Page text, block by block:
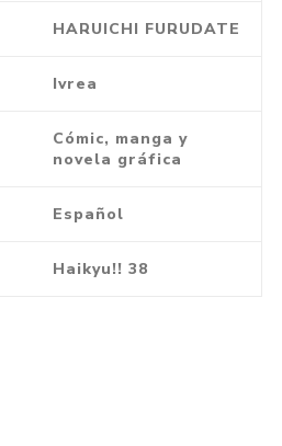
HARUICHI FURUDATE
Ivrea
Cómic, manga y
novela gráfica
Español
Haikyu!! 38